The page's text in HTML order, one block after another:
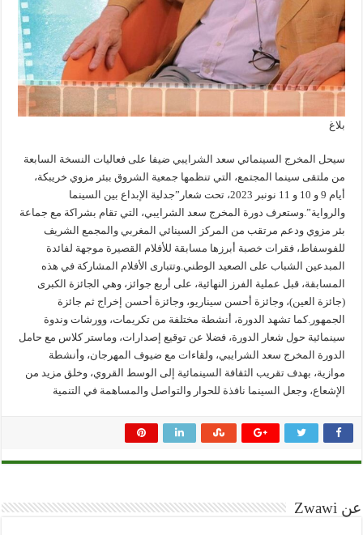
بلاغ
سيحل المخرج السينمائي سعد الشرايبي ضيفا على فعاليات النسخة السابعة
من ملتقى سينما المجتمع، التي تنظمها جمعية الشروق ببئر مزوي خريبكة،
أيام 9 و 10 و 11 نونبر 2023، تحت شعار”جدلية الإبداع بين السينما
والرواية”.وستعرف دورة المخرج سعد الشرايبي، التي تقام بشراكة مع جماعة
بئر مزوي ودعم مرتقب من المركز السينائي المغربي والمجمع الشريف
للفوسفاط، فقرات خصبة أبرزها مسابقة للأفلام القصيرة موجهة لفائدة
المبدعين الشباب على الصعيد الوطني.وتتبارى الأفلام المشاركة في هذه
المسابقة، قبل عملية الفرز النهائية، على أربع جوائز، وهي الجائزة الكبرى
(جائزة العين)، وجائزة أحسن سيناريو، وجائزة أحسن إخراج ثم جائزة
الجمهور.كما تشهد الدورة، أنشطة مختلفة من تكريمات، وورشات وندوة
سينمائية حول شعار الدورة، فضلا عن توقيع إصدارات، وماستر كلاس مع حامل
الدورة المخرج سعد الشرايبي، ولقاءات مع ضيوف المهرجان، وأنشطة
موازية، بهدف تقريب الثقافة السينمائية إلى الوسط القروي، وخلق مزيد من
الإشعاع، وجعل السينما نافذة للحوار والتواصل والمساهمة في التنمية
عن Zwawi